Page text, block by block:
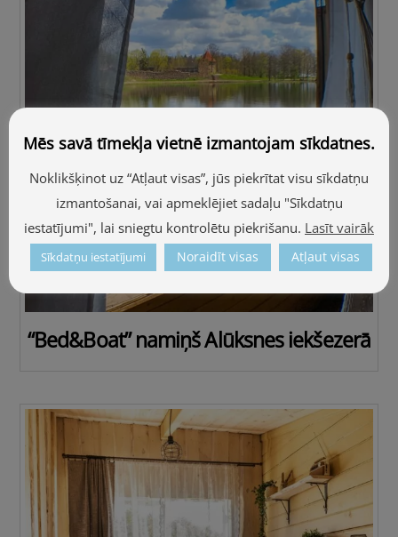
“Bed&Boat” namiņš Alūksnes iekšezerā
Mēs savā tīmekļa vietnē izmantojam sīkdatnes.
Noklikšķinot uz “Atļaut visas”, jūs piekrītat visu sīkdatņu
izmantošanai, vai apmeklējiet sadaļu "Sīkdatņu
iestatījumi", lai sniegtu kontrolētu piekrišanu. Lasīt vairāk
Sīkdatņu iestatījumi Noraidīt visas Atļaut visas